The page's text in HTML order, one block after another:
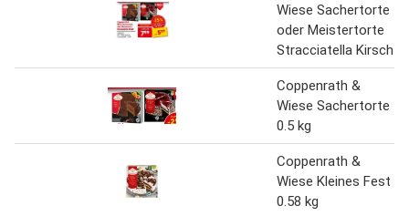
Wiese Sachertorte
oder Meistertorte
Stracciatella Kirsch
Coppenrath &
Wiese Sachertorte
0.5 kg
Coppenrath &
Wiese Kleines Fest
0.58 kg